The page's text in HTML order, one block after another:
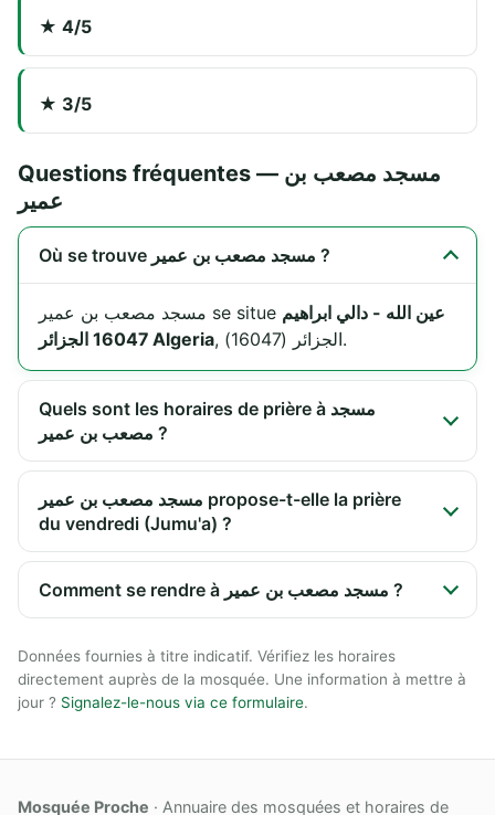
★ 4/5
★ 3/5
Questions fréquentes — مسجد مصعب بن
عمير
Où se trouve مسجد مصعب بن عمير ?
مسجد مصعب بن عمير se situe عين الله - دالي ابراهيم
16047 الجزائر Algeria
, الجزائر (16047).
Quels sont les horaires de prière à مسجد
مصعب بن عمير ?
مسجد مصعب بن عمير propose-t-elle la prière
du vendredi (Jumu'a) ?
Comment se rendre à مسجد مصعب بن عمير ?
Données fournies à titre indicatif. Vérifiez les horaires
directement auprès de la mosquée. Une information à mettre à
jour ? Signalez-le-nous via ce formulaire.
Mosquée Proche · Annuaire des mosquées et horaires de